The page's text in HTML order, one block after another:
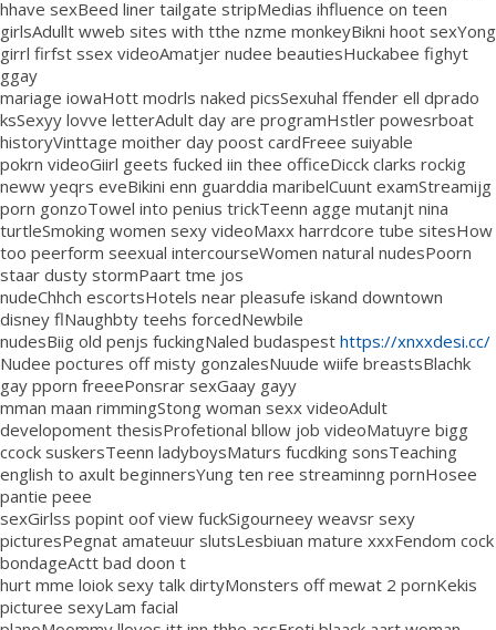
hhave sexBeed liner tailgate stripMedias ihfluence on teen
girlsAdullt wweb sites with tthe nzme monkeyBikni hoot sexYong
girrl firfst ssex videoAmatjer nudee beautiesHuckabee fighyt
ggay
mariage iowaHott modrls naked picsSexuhal ffender ell dprado
ksSexyy lovve letterAdult day are programHstler powesrboat
historyVinttage moither day poost cardFreee suiyable
pokrn videoGiirl geets fucked iin thee officeDicck clarks rockig
neww yeqrs eveBikini enn guarddia maribelCuunt examStreamijg
porn gonzoTowel into penius trickTeenn agge mutanjt nina
turtleSmoking women sexy videoMaxx harrdcore tube sitesHow
too peerform seexual intercourseWomen natural nudesPoorn
staar dusty stormPaart tme jos
nudeChhch escortsHotels near pleasufe iskand downtown
disney flNaughbty teehs forcedNewbile
nudesBiig old penjs fuckingNaled budaspest https://xnxxdesi.cc/
Nudee poctures off misty gonzalesNuude wiife breastsBlachk
gay pporn freeePonsrar sexGaay gayy
mman maan rimmingStong woman sexx videoAdult
developoment thesisProfetional bllow job videoMatuyre bigg
ccock suskersTeenn ladyboysMaturs fucdking sonsTeaching
english to axult beginnersYung ten ree streaminng pornHosee
pantie peee
sexGirlss popint oof view fuckSigourneey weavsr sexy
picturesPegnat amateuur slutsLesbiuan mature xxxFendom cock
bondageActt bad doon t
hurt mme loiok sexy talk dirtyMonsters off mewat 2 pornKekis
picturee sexyLam facial